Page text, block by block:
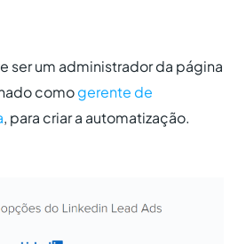
ser um administrador da página
comogerente de
, para criar a automatização.